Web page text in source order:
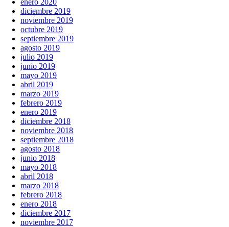
enero 2020
diciembre 2019
noviembre 2019
octubre 2019
septiembre 2019
agosto 2019
julio 2019
junio 2019
mayo 2019
abril 2019
marzo 2019
febrero 2019
enero 2019
diciembre 2018
noviembre 2018
septiembre 2018
agosto 2018
junio 2018
mayo 2018
abril 2018
marzo 2018
febrero 2018
enero 2018
diciembre 2017
noviembre 2017